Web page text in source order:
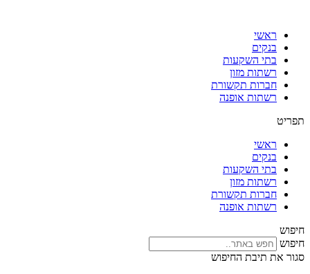
ראשי
בנקים
בתי השקעות
רשתות מזון
חברות תקשורת
רשתות אופנה
תפריט
ראשי
בנקים
בתי השקעות
רשתות מזון
חברות תקשורת
רשתות אופנה
חיפוש
חיפוש
סגור את תיבת החיפוש